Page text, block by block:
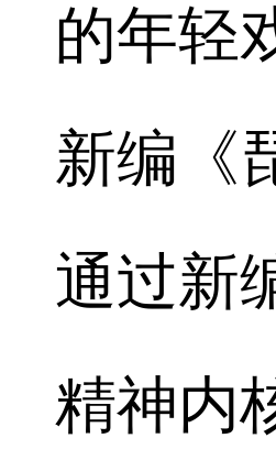
的年轻
新编《
通过新
精神内